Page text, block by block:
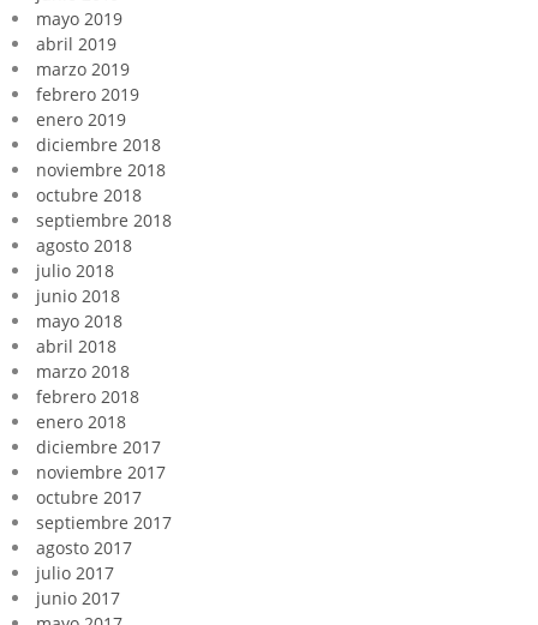
mayo 2019
abril 2019
marzo 2019
febrero 2019
enero 2019
diciembre 2018
noviembre 2018
octubre 2018
septiembre 2018
agosto 2018
julio 2018
junio 2018
mayo 2018
abril 2018
marzo 2018
febrero 2018
enero 2018
diciembre 2017
noviembre 2017
octubre 2017
septiembre 2017
agosto 2017
julio 2017
junio 2017